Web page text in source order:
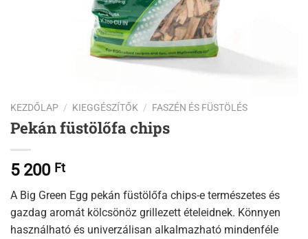
KEZDŐLAP / KIEGGÉSZÍTŐK / FASZÉN ÉS FÜSTÖLÉS
Pekán füstölőfa chips
5 200 Ft
A Big Green Egg pekán füstölőfa chips-e természetes és
gazdag aromát kölcsönöz grillezett ételeidnek. Könnyen
használható és univerzálisan alkalmazható mindenféle